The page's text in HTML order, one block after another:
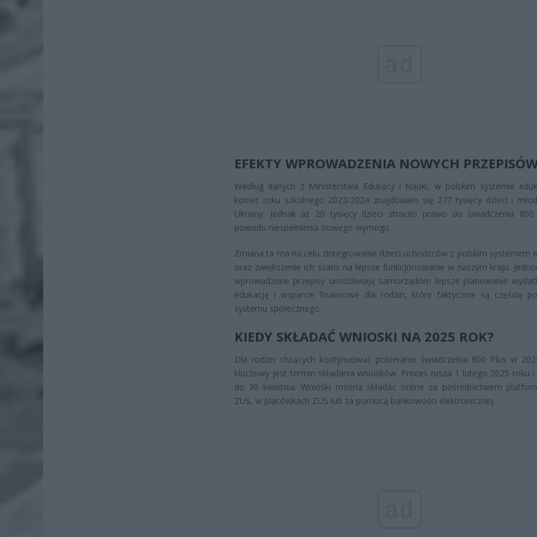
EFEKTY WPROWADZENIA NOWYCH
Według danych z Ministerstwa Edukacji i Nauki, w polskim systemie
koniec roku szkolnego 2023/2024 znajdowało się 277 tysięcy dzieci i
Ukrainy. Jednak aż 20 tysięcy dzieci straciło prawo do świadczenia
powodu niespełnienia nowego wymogu.
Zmiana ta ma na celu zintegrowanie dzieci uchodźców z polskim systemem
oraz zwiększenie ich szans na lepsze funkcjonowanie w naszym kraju.
wprowadzone przepisy umożliwiają samorządom lepsze planowanie
edukację i wsparcie finansowe dla rodzin, które faktycznie są częścią
systemu społecznego.
KIEDY SKŁADAĆ WNIOSKI NA 2025 ROK?
Dla rodzin chcących kontynuować pobieranie świadczenia 800 Plus w
kluczowy jest termin składania wniosków. Proces rusza 1 lutego 2025 roku
do 30 kwietnia. Wnioski można składać online za pośrednictwem
ZUS, w placówkach ZUS lub za pomocą bankowości elektronicznej.